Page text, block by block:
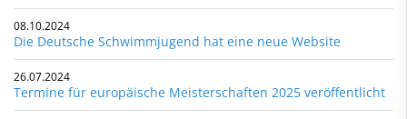
08.10.2024
Die Deutsche Schwimmjugend hat eine neue Website
26.07.2024
Termine für europäische Meisterschaften 2025 veröffentlicht